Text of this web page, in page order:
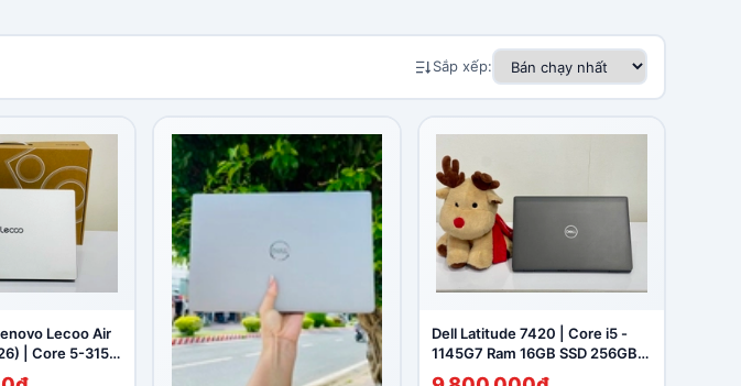
Sắp xếp:
Lecoo Air
| Core 5-315,
inch FHD+,
Dell Latitude 7420 | Core i5 -
1145G7 Ram 16GB SSD 256GB
14'' FHD